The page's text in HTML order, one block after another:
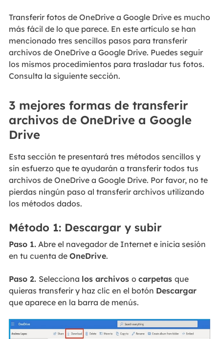
Transferir fotos de OneDrive a Google Drive es mucho
más fácil de lo que parece. En este artículo se han
mencionado tres sencillos pasos para transferir
archivos de OneDrive a Google Drive. Puedes seguir
los mismos procedimientos para trasladar tus fotos.
Consulta la siguiente sección.
3 mejores formas de transferir
archivos de OneDrive a Google
Drive
Esta sección te presentará tres métodos sencillos y
sin esfuerzo que te ayudarán a transferir todos tus
archivos de OneDrive a Google Drive. Por favor, no te
pierdas ningún paso al transferir archivos utilizando
los métodos dados.
Método 1: Descargar y subir
Paso 1.Abre el navegador de Internet e inicia sesión
en tu cuenta de OneDrive.
Paso 2. Selecciona los archivos o carpetas que
quieras transferir y haz clic en el botón Descargar
que aparece en la barra de menús.